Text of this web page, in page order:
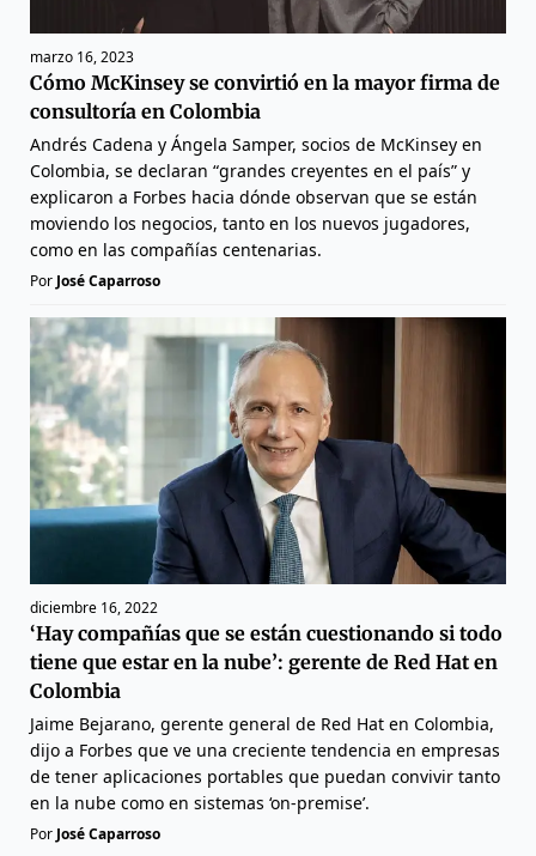
marzo 16, 2023
Cómo McKinsey se convirtió en la mayor firma de
consultoría en Colombia
Andrés Cadena y Ángela Samper, socios de McKinsey en
Colombia, se declaran “grandes creyentes en el país” y
explicaron a Forbes hacia dónde observan que se están
moviendo los negocios, tanto en los nuevos jugadores,
como en las compañías centenarias.
Por José Caparroso
diciembre 16, 2022
‘Hay compañías que se están cuestionando si todo
tiene que estar en la nube’: gerente de Red Hat en
Colombia
Jaime Bejarano, gerente general de Red Hat en Colombia,
dijo a Forbes que ve una creciente tendencia en empresas
de tener aplicaciones portables que puedan convivir tanto
en la nube como en sistemas ‘on-premise’.
Por José Caparroso